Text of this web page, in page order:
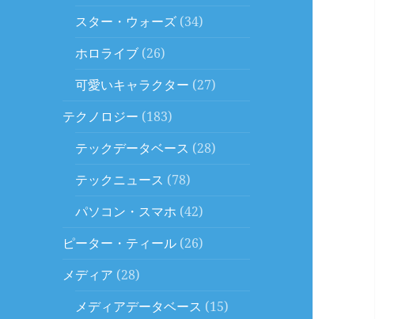
スター・ウォーズ (34)
ホロライブ (26)
可愛いキャラクター (27)
テクノロジー (183)
テックデータベース (28)
テックニュース (78)
パソコン・スマホ (42)
ピーター・ティール (26)
メディア (28)
メディアデータベース (15)